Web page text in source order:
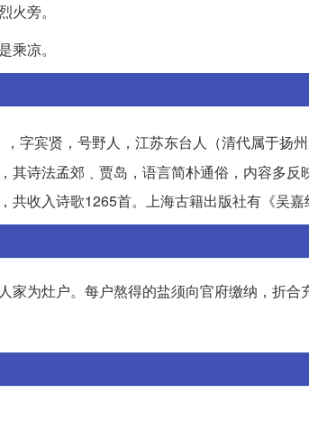
火旁。
乘凉。
字宾贤，号野人，江苏东台人（清代属于扬
其诗法孟郊﹑贾岛，语言简朴通俗，内容多
共收入诗歌1265首。上海古籍出版社有《吴嘉
为灶户。每户熬得的盐须向官府缴纳，折合